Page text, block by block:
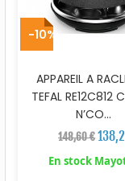
APPAREIL A
TEFAL RE12C812
N’CO...
148,60 €
En stock
-10%